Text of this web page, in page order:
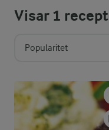
Visar1 recept
Popularitet